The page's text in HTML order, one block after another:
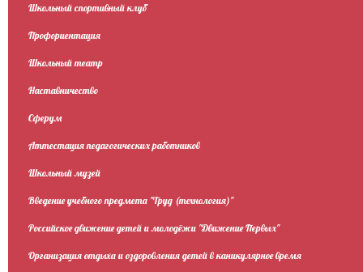
Школьный спортивный клуб
Профориентация
Школьный театр
Наставничество
Сферум
Аттестация педагогических работников
Школьный музей
Введение учебного предмета "Труд (технология)"
Российское движение детей и молодёжи "Движение Первых"
Организация отдыха и оздоровления детей в каникулярное время